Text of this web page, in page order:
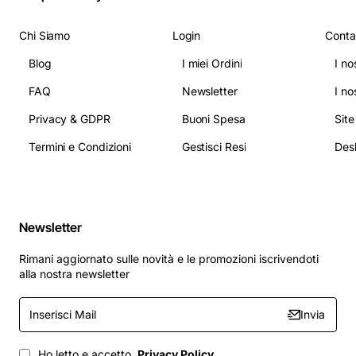
Chi Siamo
Blog
FAQ
Privacy & GDPR
Termini e Condizioni
Login
I miei Ordini
Newsletter
Buoni Spesa
Gestisci Resi
I
I
Newsletter
Rimani aggiornato sulle novità e le promozioni iscrivendoti
alla nostra newsletter
Inserisci
Mail
Invia